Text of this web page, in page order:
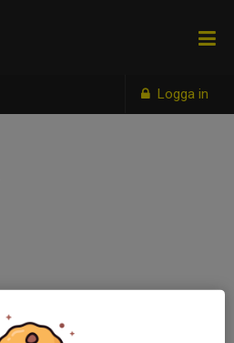
Logga in